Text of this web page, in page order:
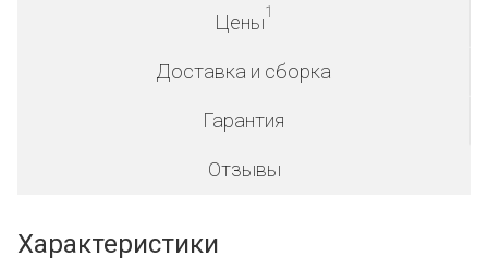
Цены1
Доставка и сборка
Гарантия
Отзывы
Характеристики